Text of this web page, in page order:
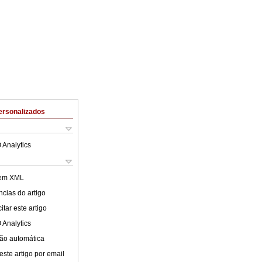
Analytics
XML
do artigo
este artigo
Analytics
automática
artigo por email